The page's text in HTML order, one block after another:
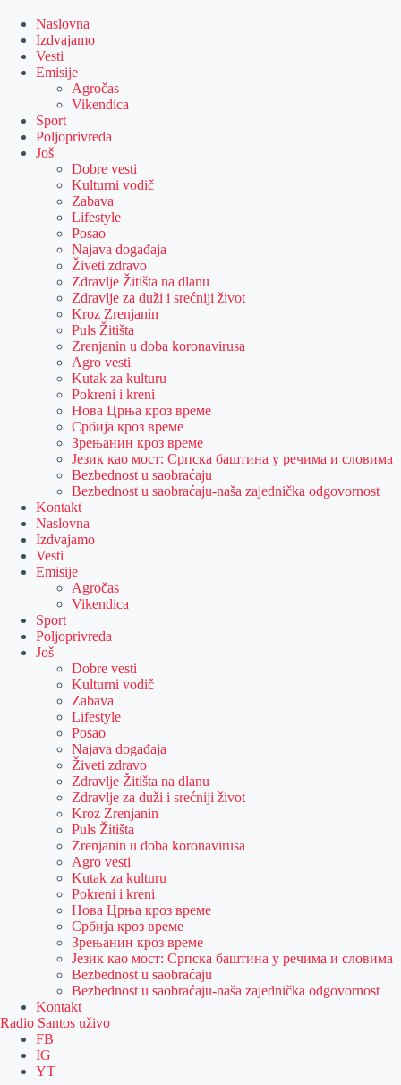
content
Naslovna
Izdvajamo
Vesti
Emisije
Agročas
Vikendica
Sport
Poljoprivreda
Još
Dobre vesti
Kulturni vodič
Zabava
Lifestyle
Posao
Najava događaja
Živeti zdravo
Zdravlje Žitišta na dlanu
Zdravlje za duži i srećniji život
Kroz Zrenjanin
Puls Žitišta
Zrenjanin u doba koronavirusa
Agro vesti
Kutak za kulturu
Pokreni i kreni
Нова Црња кроз време
Србија кроз време
Зрењанин кроз време
Језик као мост: Српска баштина у речима и словима
Bezbednost u saobraćaju
Bezbednost u saobraćaju-naša zajednička odgovornost
Kontakt
Naslovna
Izdvajamo
Vesti
Emisije
Agročas
Vikendica
Sport
Poljoprivreda
Još
Dobre vesti
Kulturni vodič
Zabava
Lifestyle
Posao
Najava događaja
Živeti zdravo
Zdravlje Žitišta na dlanu
Zdravlje za duži i srećniji život
Kroz Zrenjanin
Puls Žitišta
Zrenjanin u doba koronavirusa
Agro vesti
Kutak za kulturu
Pokreni i kreni
Нова Црња кроз време
Србија кроз време
Зрењанин кроз време
Језик као мост: Српска баштина у речима и словима
Bezbednost u saobraćaju
Bezbednost u saobraćaju-naša zajednička odgovornost
Kontakt
Radio Santos uživo
FB
IG
YT